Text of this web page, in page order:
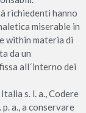
richiedenti hanno
miserable in
within materia di
da un
all´interno dei
s. l. a., Codere
a., a conservare